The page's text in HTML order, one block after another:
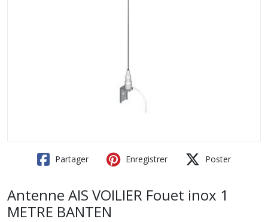
Partager Enregistrer Poster
Antenne AIS VOILIER Fouet inox 1
METRE BANTEN